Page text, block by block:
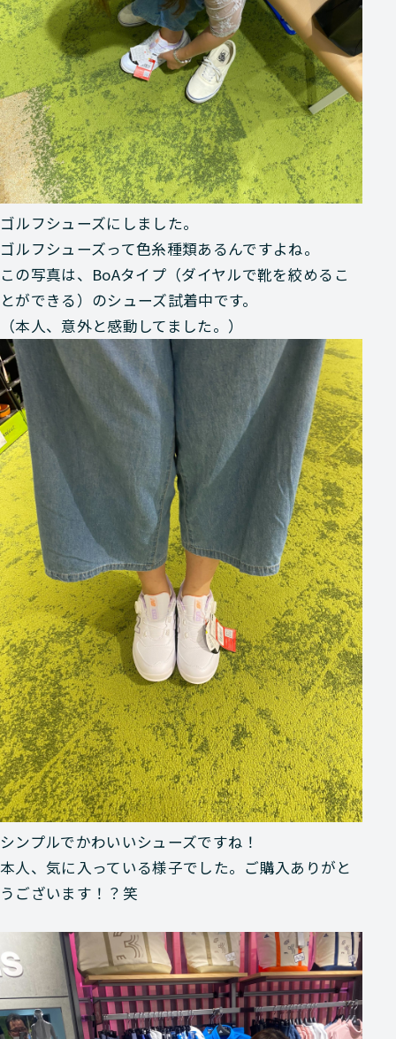
ゴルフシューズにしました。
ゴルフシューズって色糸種類あるんですよね。
この写真は、BoAタイプ（ダイヤルで靴を絞めるこ
とができる）のシューズ試着中です。
（本人、意外と感動してました。）
シンプルでかわいいシューズですね！
本人、気に入っている様子でした。ご購入ありがと
うございます！？笑